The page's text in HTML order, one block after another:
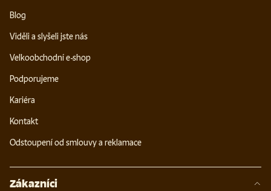
Blog
Viděli a slyšeli jste nás
Velkoobchodní e-shop
Podporujeme
Kariéra
Kontakt
Odstoupení od smlouvy a reklamace
Zákazníci